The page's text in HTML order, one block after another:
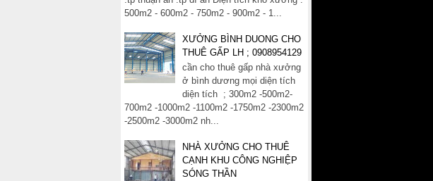
500m2 - 600m2 - 750m2 - 900m2 - 1...
XƯỞNG BÌNH DUONG CHO
THUÊ GẤP LH ; 0908954129
cần cho thuê gấp nhà xưởng
ở bình dương mọi diện tích
diện tích ; 300m2 -500m2-
700m2 -1000m2 -1100m2 -1750m2 -2300m2
-2500m2 -3000m2 nh...
NHÀ XƯỞNG CHO THUÊ
CẠNH KHU CÔNG NGHIỆP
SÓNG THẦN